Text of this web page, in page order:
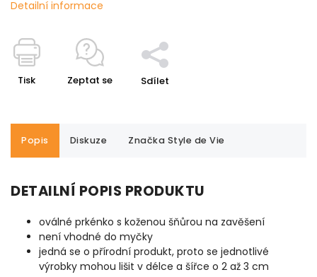
Detailní informace
Tisk Zeptat se Sdílet
Popis Diskuze Značka Style de Vie
DETAILNÍ POPIS PRODUKTU
oválné prkénko s koženou šňůrou na zavěšení
není vhodné do myčky
jedná se o přírodní produkt, proto se jednotlivé
výrobky mohou lišit v délce a šířce o 2 až 3 cm